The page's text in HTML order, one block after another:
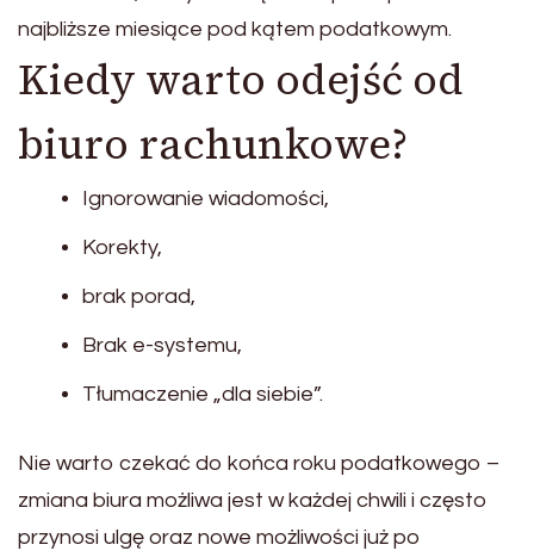
najbliższe miesiące pod kątem podatkowym.
Kiedy warto odejść od
biuro rachunkowe?
Ignorowanie wiadomości,
Korekty,
brak porad,
Brak e-systemu,
Tłumaczenie „dla siebie”.
Nie warto czekać do końca roku podatkowego –
zmiana biura możliwa jest w każdej chwili i często
przynosi ulgę oraz nowe możliwości już po